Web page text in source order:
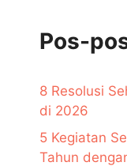
Pos-
8 Resolusi
di 2026
5 Kegiatan
Tahun